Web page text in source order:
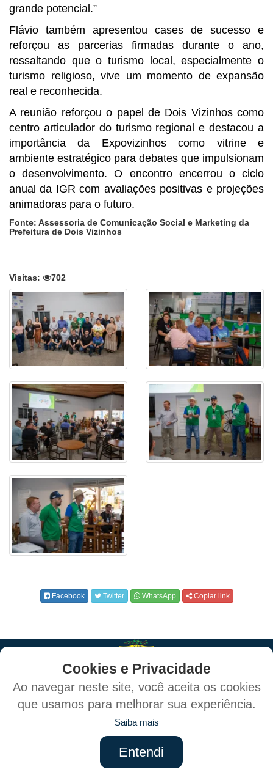
grande potencial.”
Flávio também apresentou cases de sucesso e
reforçou as parcerias firmadas durante o ano,
ressaltando que o turismo local, especialmente o
turismo religioso, vive um momento de expansão
real e reconhecida.
A reunião reforçou o papel de Dois Vizinhos como
centro articulador do turismo regional e destacou a
importância da Expovizinhos como vitrine e
ambiente estratégico para debates que impulsionam
o desenvolvimento. O encontro encerrou o ciclo
anual da IGR com avaliações positivas e projeções
animadoras para o futuro.
Fonte: Assessoria de Comunicação Social e Marketing da
Prefeitura de Dois Vizinhos
Visitas: 702
Facebook Twitter WhatsApp Copiar link
Política de Privacidade e Proteção de Dados
Criado por:
Cookies e Privacidade
Ao navegar neste site, você aceita os cookies
que usamos para melhorar sua experiência.
Saiba mais
Entendi